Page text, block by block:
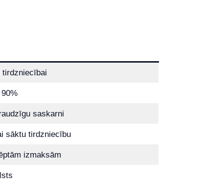
tirdzniecībai
saskarni
sāktu tirdzniecību
izmaksām